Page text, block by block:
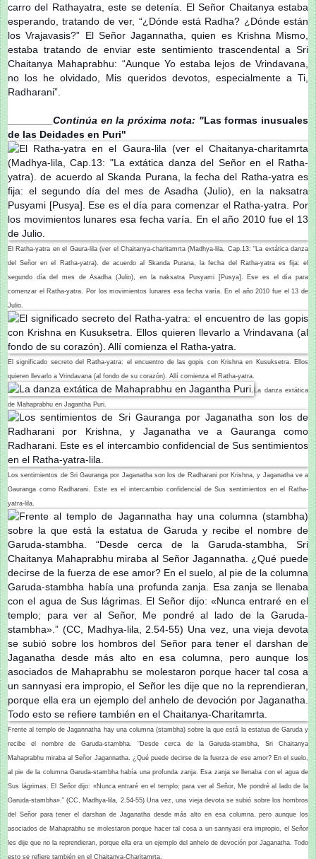
carro del Rathayatra, este se detenía. El Señor Chaitanya estaba
esperando, tratando de ver, “¿Dónde está Radha? ¿Dónde están
los Vrajavasis?” El Señor Jagannatha, quien es Krishna Mismo,
estaba tratando de enviar este sentimiento trascendental a Sri
Chaitanya Mahaprabhu: “Aunque Yo estaba lejos de Vrindavana,
no los he olvidado, Mis queridos devotos, especialmente a Ti,
Radharani”.
________Continúa en la próxima nota: "Las formas inusuales
de las Deidades en Puri"
El Ratha-yatra en el Gaura-lila (ver el Chaitanya-charitamrta (Madhya-lila, Cap.13: "La extática danza
del Señor en el Ratha-yatra). de acuerdo al Skanda Purana, la fecha del Ratha-yatra es fija: el
segundo día del mes de Asadha (Julio), en la naksatra Pusyami [Pusya]. Ese es el día para
comenzar el Ratha-yatra. Por los movimientos lunares esa fecha varía. En el año 2010 fue el 13 de
Julio.
El significado secreto del Ratha-yatra: el encuentro de las gopis con Krishna en Kusuksetra. Ellos
quieren llevarlo a Vrindavana (al fondo de su corazón). Allí comienza el Ratha-yatra.
La danza extática
de Mahaprabhu en Jagantha Puri.
Los sentimientos de Sri Gauranga por Jaganatha son los de Radharani por Krishna, y Jaganatha ve a
Gauranga como Radharani. Este es el intercambio confidencial de Sus sentimientos en el Ratha-
yatra-lila.
Frente al templo de Jagannatha hay una columna (stambha) sobre la que está la estatua de Garuda y
recibe el nombre de Garuda-stambha. “Desde cerca de la Garuda-stambha, Sri Chaitanya
Mahaprabhu miraba al Señor Jagannatha. ¿Qué puede decirse de la fuerza de ese amor? En el suelo,
al pie de la columna Garuda-stambha había una profunda zanja. Esa zanja se llenaba con el agua de
Sus lágrimas. El Señor dijo: «Nunca entraré en el templo; para ver al Señor, Me pondré al lado de la
Garuda-stambha».” (CC, Madhya-lila, 2.54-55) Una vez, una vieja devota se subió sobre los hombros
del Señor para tener el darshan de Jaganatha desde más alto en esa columna, pero aunque los
asociados de Mahaprabhu se molestaron porque hacer tal cosa a un sannyasi era impropio, el Señor
les dije que no la reprendieran, porque ella era un ejemplo del anhelo de devoción por Jaganatha. Todo
esto se refiere también en el Chaitanya-Charitamrta.